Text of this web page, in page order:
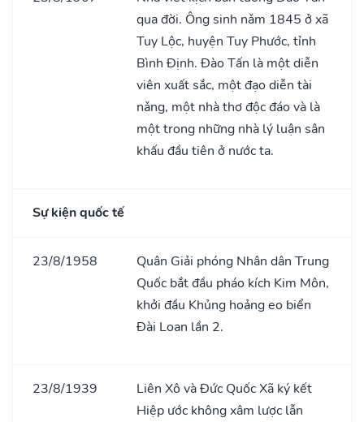
qua đời. Ông sinh nǎm 1845 ở xã
Tuy Lộc, huyện Tuy Phước, tỉnh
Bình Định. Đào Tấn là một diễn
viên xuất sắc, một đạo diễn tài
nǎng, một nhà thơ độc đáo và là
một trong những nhà lý luận sân
khấu đầu tiên ở nước ta.
Sự kiện quốc tế
23/8/1958
Quân Giải phóng Nhân dân Trung
Quốc bắt đầu pháo kích Kim Môn,
khởi đầu Khủng hoảng eo biển
Đài Loan lần 2.
23/8/1939
Liên Xô và Đức Quốc Xã ký kết
Hiệp ước không xâm lược lẫn